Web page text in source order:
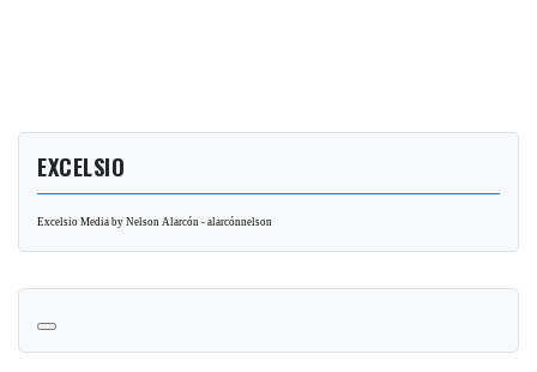
EXCELSIO
Excelsio Media by Nelson Alarcón - alarcónnelson